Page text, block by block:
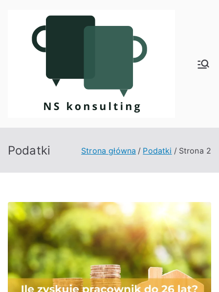
Kon
Podatki Strona główna Podatki Strona 2